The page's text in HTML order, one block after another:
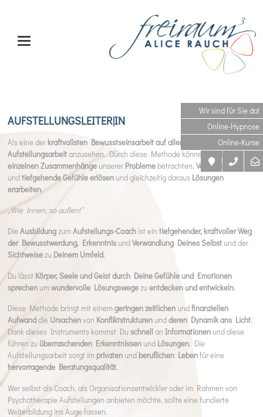
Wir sind für Sie da!
Online-Hypnose
Online-Kurse
AUFSTELLUNGSLEITER|IN
Als eine derkraftvollsten Bewusstseinsarbeit auf allen Ebenen
ist die
Aufstellungsarbeitanzusehen. Durch diese Methode können wir die
einzelnen Zusammenhänge unsererProbleme betrachten,Verstrickungen
undtiefgehende Gefühle erlösen und gleichzeitig daraus Lösungen
erarbeiten.
„Wie Innen, so außen!“
DieAusbildungzumAufstellungs-Coach ist ein tiefgehender, kraftvoller Weg
der Bewusstwerdung, Erkenntnis undVerwandlung Deines Selbst und der
Sichtweisezu Deinem Umfeld.
Du lässt Körper, Seele und Geist durch Deine Gefühle und Emotionen
sprechen umwundervolle Lösungswegezuentdecken und entwickeln.
Diese Methode bringt mit einemgeringen zeitlichen undfinanziellen
Aufwanddie Ursachenvon Konfliktstrukturen undderen Dynamik ans Licht.
Dank dieses Instruments kommst DuschnellanInformationen und diese
führen zu überraschenden Erkenntnissen und Lösungen. Die
Aufstellungsarbeit sorgt im privaten und beruflichen Lebenfür eine
hervorragende Beratungsqualität.
Wer selbst als Coach, als Organisationsentwickler oder im Rahmen von
Psychotherapie Aufstellungen anbieten möchte, sollte eine fundierte
Weiterbildung ins Auge fassen.